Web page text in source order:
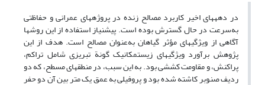
در دهه‏‏های اخیر کاربرد مصالح زنده در پروژه‏‏های عمرانی و حفاظتی
به‌سرعت در حال گسترش بوده است. پیش‏‏نیاز استفاده از این روش‏ها
آگاهی از ویژگی‏‏های مؤثر گیاهان به‌عنوان مصالح است. هدف از این
پژوهش برآورد ویژگی‏های زیست‏‏مکانیک گونة تبریزی شامل تراکم،
پراکنش، و مقاومت کششی بود. به این سبب، در منطقه‏ای مسطح، که دو
ردیف صنوبر کاشته شده بود و پروفیلی به عمق یک متر بین آن دو حفر